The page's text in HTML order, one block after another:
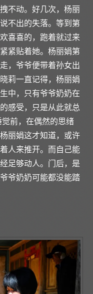
不动。好几次，杨丽
不出的失落。等到第
喜喜的，跑着就过来
紧贴着她。杨丽娟第
，爷爷便带着孙女出
莉一直记得，杨丽娟
中，只有爷爷奶奶在
感受，只是从此就总
前，在偶然的思绪
丽娟这才知道，或许
人来推开。而自己能
足够动人。门后，是
爷奶奶可能都没能踏